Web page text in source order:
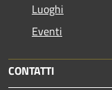
Luoghi
Eventi
CONTATTI